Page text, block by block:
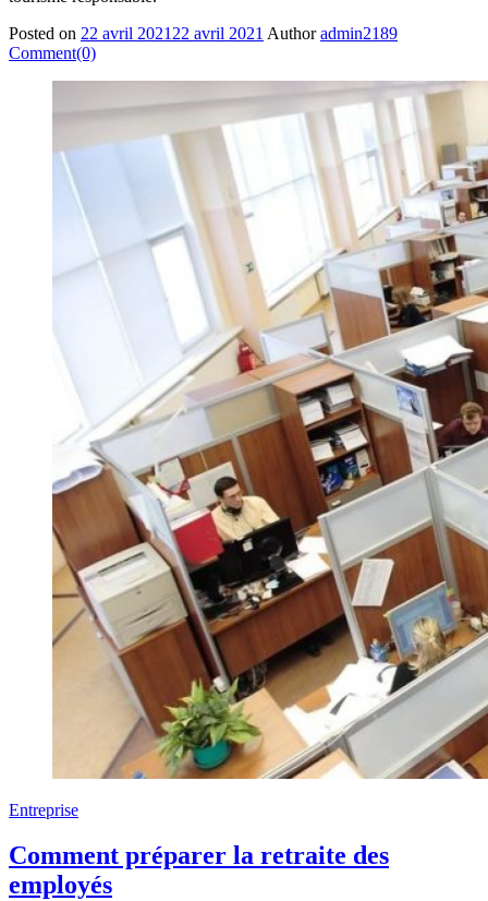
Posted on 22 avril 2021 22 avril 2021 Author admin2189
Comment(0)
Entreprise
Comment préparer la retraite des
employés